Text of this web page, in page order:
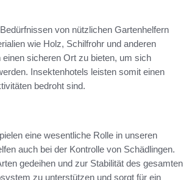
von nützlichen Gartenhelfern
wie Holz, Schilfrohr und anderen
sicheren Ort zu bieten, um sich
Insektenhotels leisten somit einen
bedroht sind.
eine wesentliche Rolle in unseren
auch bei der Kontrolle von Schädlingen.
gedeihen und zur Stabilität des gesamten
zu unterstützen und sorgt für ein